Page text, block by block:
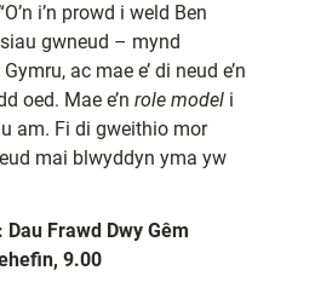
i’n prowd i weld Ben
gwneud – mynd
ac mae e’ di neud e’n
oed. Mae e’n role model i
am. Fi di gweithio mor
mai blwyddyn yma yw
Frawd Dwy Gêm
9.00